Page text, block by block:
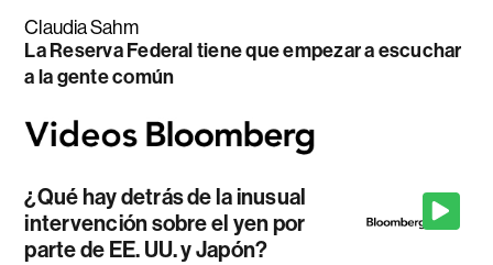
Claudia Sahm
La Reserva Federal tiene que empezar a escuchar
a la gente común
¿Qué hay detrás de la inusual
intervención sobre el yen por
parte de EE. UU. y Japón?